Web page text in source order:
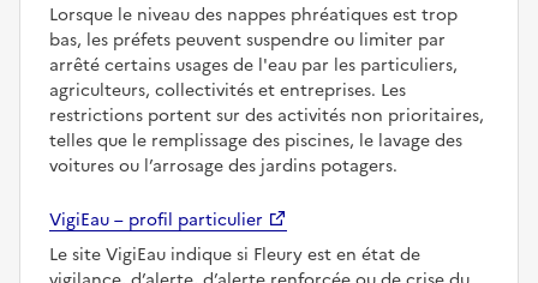
Lorsque le niveau des nappes phréatiques est trop
bas, les préfets peuvent suspendre ou limiter par
arrêté certains usages de l'eau par les particuliers,
agriculteurs, collectivités et entreprises. Les
restrictions portent sur des activités non prioritaires,
telles que le remplissage des piscines, le lavage des
voitures ou l’arrosage des jardins potagers.
VigiEau – profil particulier
Le site VigiEau indique si Fleury est en état de